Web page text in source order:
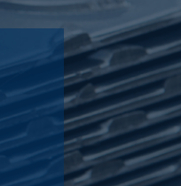
Selecteer
Selecteer
Selecteer
Selecteer